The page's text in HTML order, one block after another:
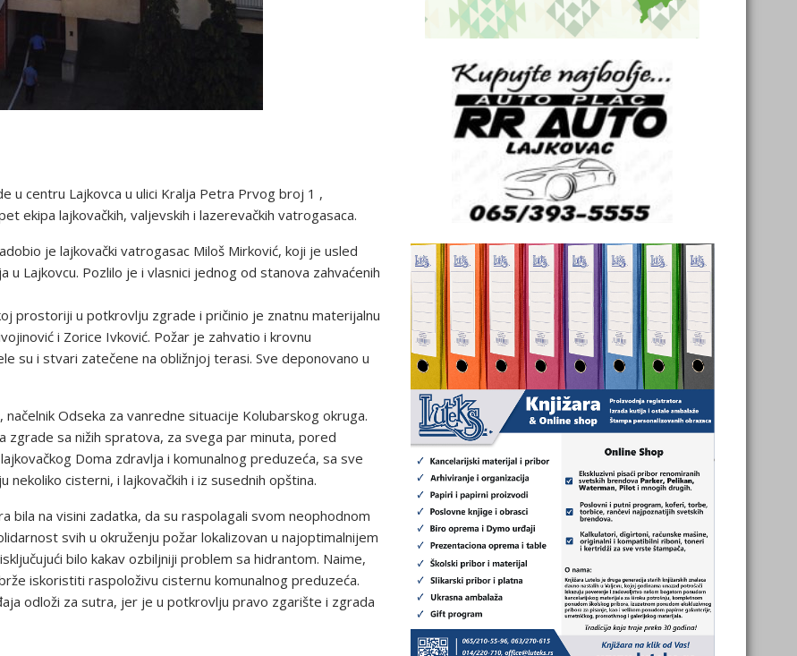
u centru Lajkovca u ulici Kralja Petra Prvog broj 1 ,
ekipa lajkovačkih, valjevskih i lazerevačkih vatrogasaca.
je lajkovački vatrogasac Miloš Mirković, koji je usled
u Lajkovcu. Pozlilo je i vlasnici jednog od stanova zahvaćenih
prostoriji u potkrovlju zgrade i pričinio je znatnu materijalnu
i Zorice Ivković. Požar je zahvatio i krovnu
su i stvari zatečene na obližnjoj terasi. Sve deponovano u
Odseka za vanredne situacije Kolubarskog okruga.
sa nižih spratova, za svega par minuta, pored
Doma zdravlja i komunalnog preduzeća, sa sve
cisterni, i lajkovačkih i iz susednih opština.
bila na visini zadatka, da su raspolagali svom neophodnom
svih u okruženju požar lokalizovan u najoptimalnijem
bilo kakav ozbiljniji problem sa hidrantom. Naime,
iskoristiti raspoloživu cisternu komunalnog preduzeća.
odloži za sutra, jer je u potkrovlju pravo zgarište i zgrada